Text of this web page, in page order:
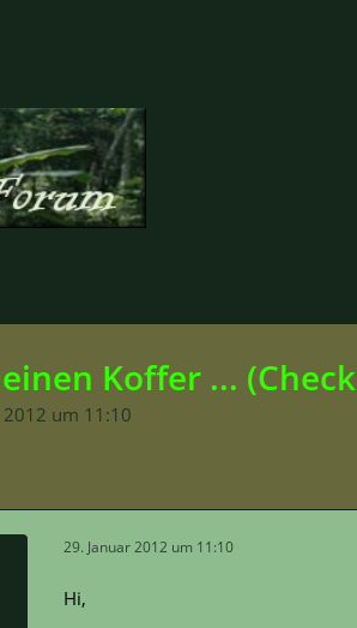
Koffer ...
2012 um 11:10
29. Januar 2012 um 11:10
Hi,